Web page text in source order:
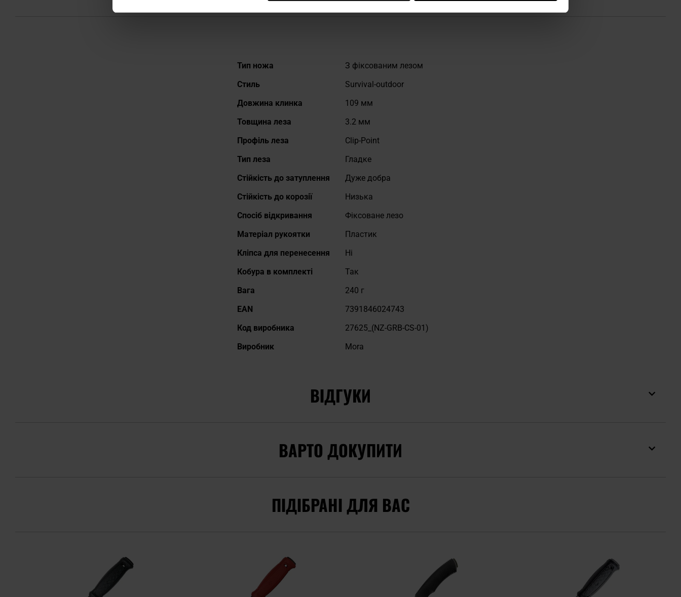
Докладніше
Тип ножа
З фіксованим лезом
Стиль
Survival-outdoor
Довжина клинка
109 мм
Товщина леза
3.2 мм
Профіль леза
Clip-Point
Тип леза
Гладке
Стійкість до затуплення
Дуже добра
Стійкість до корозії
Низька
Спосіб відкривання
Фіксоване лезо
Матеріал рукоятки
Пластик
Кліпса для перенесення
Ні
Кобура в комплекті
Так
Вага
240 г
EAN
7391846024743
Код виробника
27625_(NZ-GRB-CS-01)
Виробник
Mora
ВІДГУКИ
ВАРТО ДОКУПИТИ
ПІДІБРАНІ ДЛЯ ВАС